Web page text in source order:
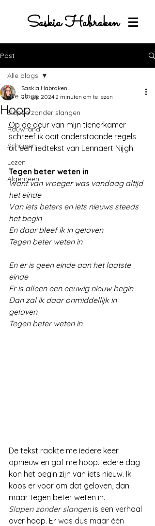
Saskia Habraken
Post
Alle blogs
Slapen zonder slangen
Rouwrand
Schrijven
Lezen
Algemeen
Alle blogs
Hoop
Saskia Habraken
29 sep 2024 2 minuten om te lezen
Op de deur van mijn tienerkamer
schreef ik ooit onderstaande regels
uit een liedtekst van Lennaert Nijgh:
Tegen beter weten in
Want van vroeger was vandaag altijd
het einde
Van iets beters en iets nieuws steeds
het begin
En daar bleef ik in geloven
Tegen beter weten in
En er is geen einde aan het laatste
einde
Er is alleen een eeuwig nieuw begin
Dan zal ik daar onmiddellijk in
geloven
Tegen beter weten in
De tekst raakte me iedere keer
opnieuw en gaf me hoop. Iedere dag
kon het begin zijn van iets nieuw. Ik
koos er voor om dat geloven, dan
maar tegen beter weten in.
Slapen zonder slangen is een verhaal
over hoop. Er was dus maar één